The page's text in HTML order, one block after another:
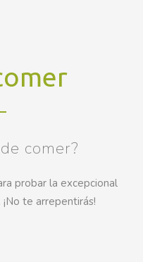
comer?
probar la excepcional
te arrepentirás!